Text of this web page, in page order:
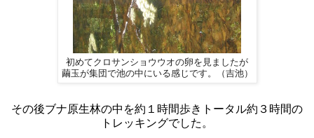
初めてクロサンショウウオの卵を見ましたが
繭玉が集団で池の中にいる感じです。（吉池）
その後ブナ原生林の中を約１時間歩きトータル約３時間の
トレッキングでした。